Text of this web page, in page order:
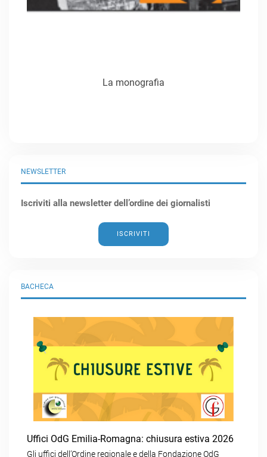
BACHECA
Uffici OdG Emilia-Romagna: chiusura estiva 2026
Gli uffici dell’Ordine regionale e della Fondazione OdG
NEWSLETTER
Iscriviti alla newsletter dell’ordine dei giornalisti
ISCRIVITI
La monografia